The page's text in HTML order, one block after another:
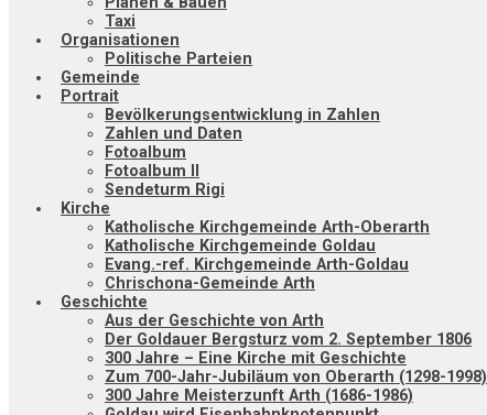
Taxi
Organisationen
Politische Parteien
Gemeinde
Portrait
Bevölkerungsentwicklung in Zahlen
Zahlen und Daten
Fotoalbum
Fotoalbum II
Sendeturm Rigi
Kirche
Katholische Kirchgemeinde Arth-Oberarth
Katholische Kirchgemeinde Goldau
Evang.-ref. Kirchgemeinde Arth-Goldau
Chrischona-Gemeinde Arth
Geschichte
Aus der Geschichte von Arth
Der Goldauer Bergsturz vom 2. September 1806
300 Jahre – Eine Kirche mit Geschichte
Zum 700-Jahr-Jubiläum von Oberarth (1298-1998)
300 Jahre Meisterzunft Arth (1686-1986)